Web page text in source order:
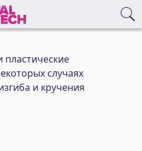
пластические
случаях
и кручения